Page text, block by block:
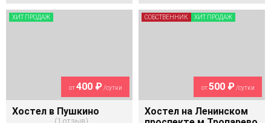
от400 ₽/сутки
Хостел в Пушкино
1 отзыв
ХИТ ПРОДАЖ
от500 ₽/сутки
Хостел на Ленинском
СОБСТВЕННИК ХИТ ПРОДАЖ